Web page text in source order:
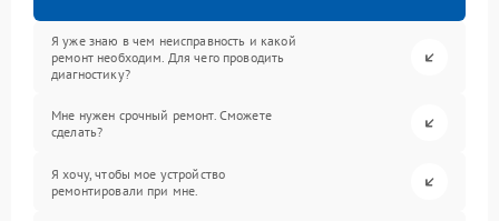
Я уже знаю в чем неисправность и какой
ремонт необходим. Для чего проводить
диагностику?
Мне нужен срочный ремонт. Сможете
сделать?
Я хочу, чтобы мое устройство
ремонтировали при мне.